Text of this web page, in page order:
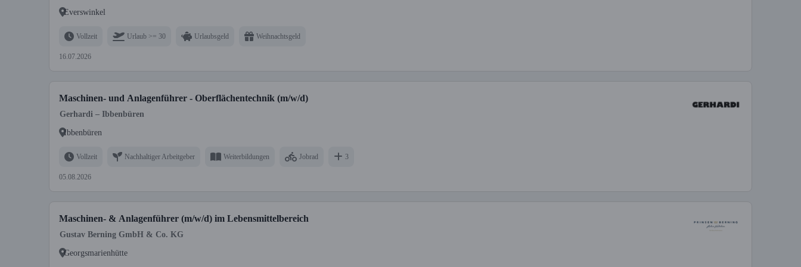
Everswinkel
Vollzeit Urlaub >= 30 Urlaubsgeld Weihnachtsgeld
16.07.2026
Maschinen- und Anlagenführer - Oberflächentechnik (m/w/d)
Gerhardi – Ibbenbüren
Ibbenbüren
Vollzeit Nachhaltiger Arbeitgeber Weiterbildungen Jobrad 3
05.08.2026
Maschinen- & Anlagenführer (m/w/d) im Lebensmittelbereich
Gustav Berning GmbH & Co. KG
Georgsmarienhütte